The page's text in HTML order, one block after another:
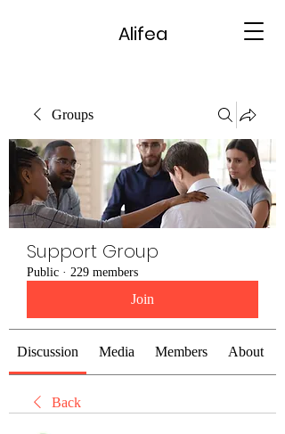
Alifea
Groups
Support Group
Public · 229 members
Join
Discussion Media Members About
Back